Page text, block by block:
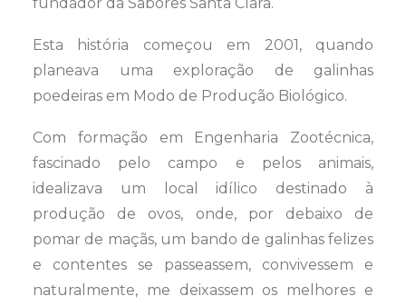
Esta história começou em 2001, quando
planeava uma exploração de galinhas
poedeiras em Modo de Produção Biológico.
Com formação em Engenharia Zootécnica,
fascinado pelo campo e pelos animais,
idealizava um local idílico destinado à
produção de ovos, onde, por debaixo de
pomar de maçãs, um bando de galinhas felizes
e contentes se passeassem, convivessem e
naturalmente, me deixassem os melhores e